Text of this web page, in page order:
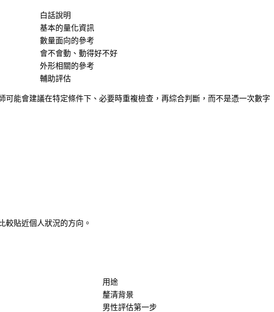
白話說明
基本的量化資訊
數量面向的參考
會不會動、動得好不好
外形相關的參考
輔助評估
能會建議在特定條件下、必要時重複檢查，再綜合判斷，而不是憑一次數字
較貼近個人狀況的方向。
用途
釐清背景
男性評估第一步